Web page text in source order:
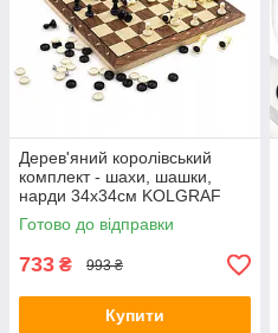
Дерев'яний королівський
комплект - шахи, шашки,
нарди 34x34см KOLGRAF
Готово до відправки
733 ₴ 993 ₴
Купити